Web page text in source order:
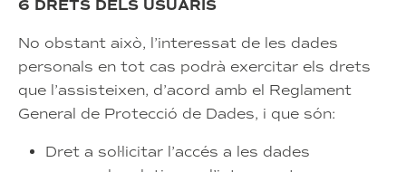
6 DRETS DELS USUARIS
No obstant això, l’interessat de les dades
personals en tot cas podrà exercitar els drets
que l’assisteixen, d’acord amb el Reglament
General de Protecció de Dades, i que són:
Dret a sol·licitar l’accés a les dades